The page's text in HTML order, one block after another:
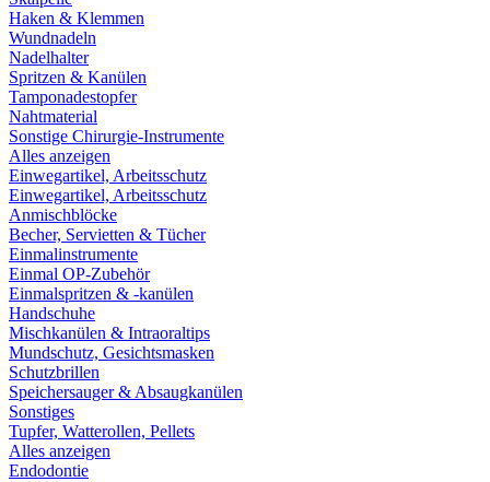
Haken & Klemmen
Wundnadeln
Nadelhalter
Spritzen & Kanülen
Tamponadestopfer
Nahtmaterial
Sonstige Chirurgie-Instrumente
Alles anzeigen
Einwegartikel, Arbeitsschutz
Einwegartikel, Arbeitsschutz
Anmischblöcke
Becher, Servietten & Tücher
Einmalinstrumente
Einmal OP-Zubehör
Einmalspritzen & -kanülen
Handschuhe
Mischkanülen & Intraoraltips
Mundschutz, Gesichtsmasken
Schutzbrillen
Speichersauger & Absaugkanülen
Sonstiges
Tupfer, Watterollen, Pellets
Alles anzeigen
Endodontie